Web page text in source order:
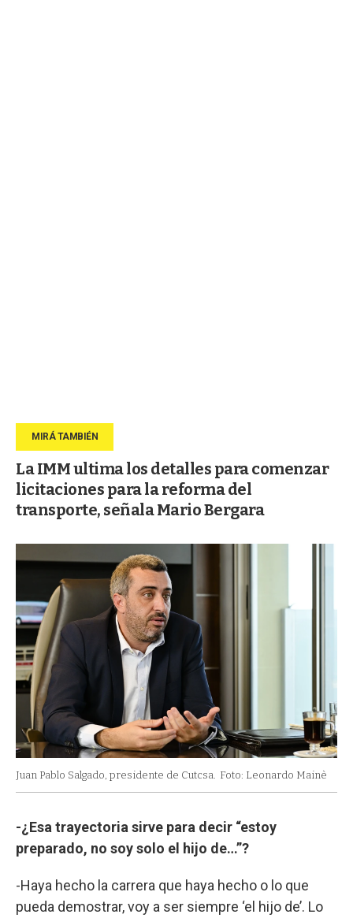
La IMM ultima los detalles para comenzar
licitaciones para la reforma del
transporte, señala Mario Bergara
Juan Pablo Salgado, presidente de Cutcsa. Foto: Leonardo Mainè
-¿Esa trayectoria sirve para decir “estoy
preparado, no soy solo el hijo de…”?
-Haya hecho la carrera que haya hecho o lo que
pueda demostrar, voy a ser siempre ‘el hijo de’. Lo